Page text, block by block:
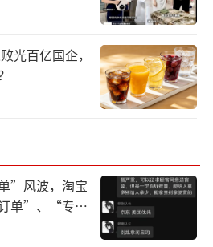
们总是一波又一波出现，
争下，霸王茶姬能否长
油门
姬能快速发家，多少还得
光百亿国企，
”风波，淘宝
单”、“专挑